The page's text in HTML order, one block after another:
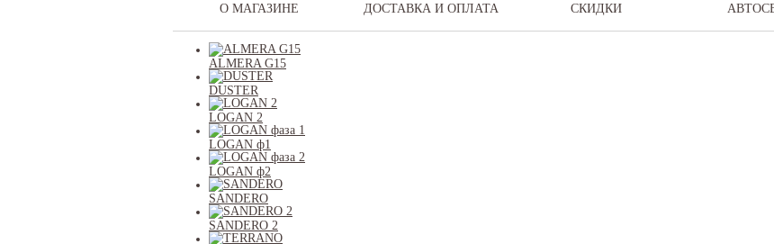
О МАГАЗИНЕ ДОСТАВКА И ОПЛАТА СКИДКИ
ALMERA G15
DUSTER
LOGAN 2
LOGAN ф1
LOGAN ф2
SANDERO
SANDERO 2